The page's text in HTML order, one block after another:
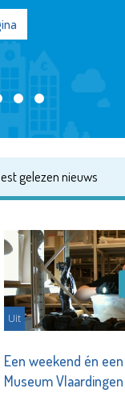
gelezen nieuws
Uit
Een weekend én
Museum